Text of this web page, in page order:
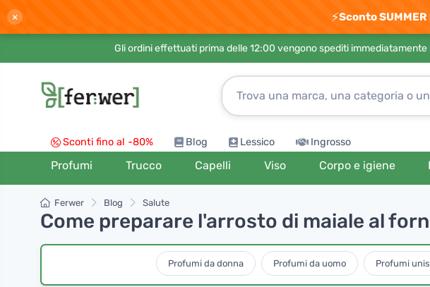
× ⚡Sconto
Gli ordini effettuati prima delle 12:00 vengono spediti immediatamente |
Sconti fino al -80% Blog Lessico Ingrosso
Profumi Trucco Capelli Viso Corpo e igiene
Ferwer Blog Salute
Come preparare l'arrosto di maiale al
Profumi da donna Profumi da uomo Profumi